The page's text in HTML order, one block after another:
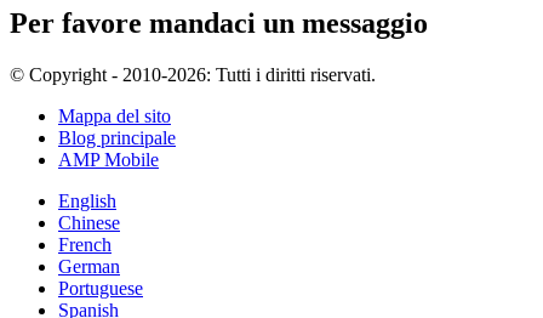
Per favore mandaci un messaggio
© Copyright - 2010-2026: Tutti i diritti riservati.
Mappa del sito
Blog principale
AMP Mobile
English
Chinese
French
German
Portuguese
Spanish